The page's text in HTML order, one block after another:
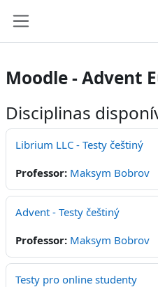
Moodle - Advent
Disciplinas
Librium LLC - Testy češtiný
Professor: Maksym Bobrov
Advent - Testy češtiný
Professor: Maksym Bobrov
Testy pro online studenty